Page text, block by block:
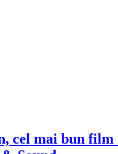
cel mai bun film